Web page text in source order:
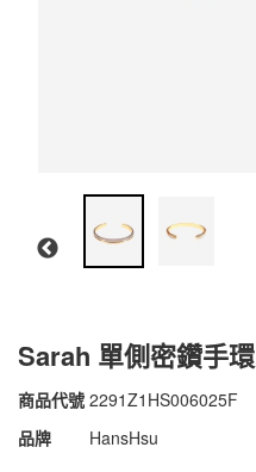
Sarah 單側密鑽手環
商品代號 2291Z1HS006025F
2291Z1HS006025F
品牌
HansHsu